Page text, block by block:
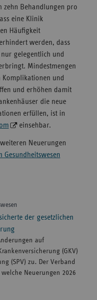
zehn Behandlungen pro
eine Klinik
Häufigkeit
werden, dass
gelegentlich und
Mindestmengen
Komplikationen und
und erhöhen damit
die neue
erfüllen, ist in
einsehbar.
Neuerungen
Gesundheitswesen
der gesetzlichen
auf
(GKV)
(SPV) zu. Der Verband
Neuerungen 2026